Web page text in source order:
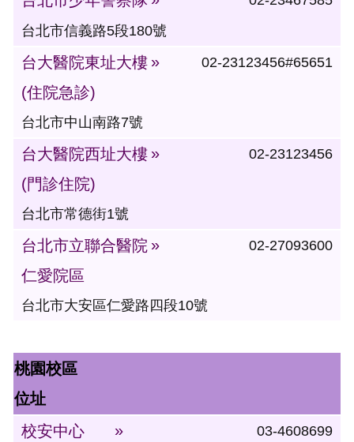
台北市信義路5段180號
台大醫院東址大樓
(住院急診)
02-23123456#65651
台北市中山南路7號
台大醫院西址大樓
(門診住院)
02-23123456
台北市常德街1號
台北市立聯合醫院
仁愛院區
02-27093600
台北市大安區仁愛路四段10號
桃園校區
位址
校安中心
03-4608699